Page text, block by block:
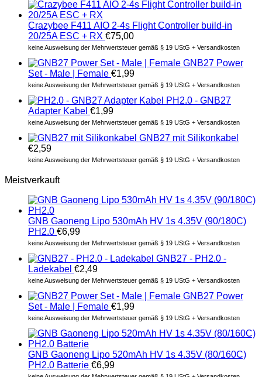
Crazybee F411 AIO 2-4s Flight Controller build-in
20/25A ESC + RX €75,00
keine Ausweisung der Mehrwertsteuer gemäß § 19 UStG + Versandkosten
GNB27 Power
Set - Male | Female €1,99
keine Ausweisung der Mehrwertsteuer gemäß § 19 UStG + Versandkosten
PH2.0 - GNB27
Adapter Kabel €1,99
keine Ausweisung der Mehrwertsteuer gemäß § 19 UStG + Versandkosten
GNB27 mit Silikonkabel
€2,59
keine Ausweisung der Mehrwertsteuer gemäß § 19 UStG + Versandkosten
Meistverkauft
GNB Gaoneng Lipo 530mAh HV 1s 4.35V (90/180C)
PH2.0 €6,99
keine Ausweisung der Mehrwertsteuer gemäß § 19 UStG + Versandkosten
GNB27 - PH2.0 -
Ladekabel €2,49
keine Ausweisung der Mehrwertsteuer gemäß § 19 UStG + Versandkosten
GNB27 Power
Set - Male | Female €1,99
keine Ausweisung der Mehrwertsteuer gemäß § 19 UStG + Versandkosten
GNB Gaoneng Lipo 520mAh HV 1s 4.35V (80/160C)
PH2.0 Batterie €6,99